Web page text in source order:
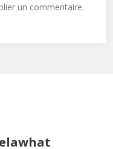
un commentaire.